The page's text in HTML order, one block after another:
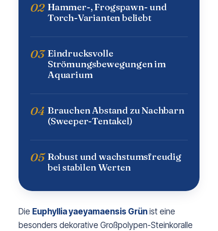
02 Hammer-, Frogspawn- und
Torch-Varianten beliebt
03 Eindrucksvolle
Strömungsbewegungen im
Aquarium
04 Brauchen Abstand zu Nachbarn
(Sweeper-Tentakel)
05 Robust und wachstumsfreudig
bei stabilen Werten
Die Euphyllia yaeyamaensis Grün ist eine
besonders dekorative Großpolypen-Steinkoralle